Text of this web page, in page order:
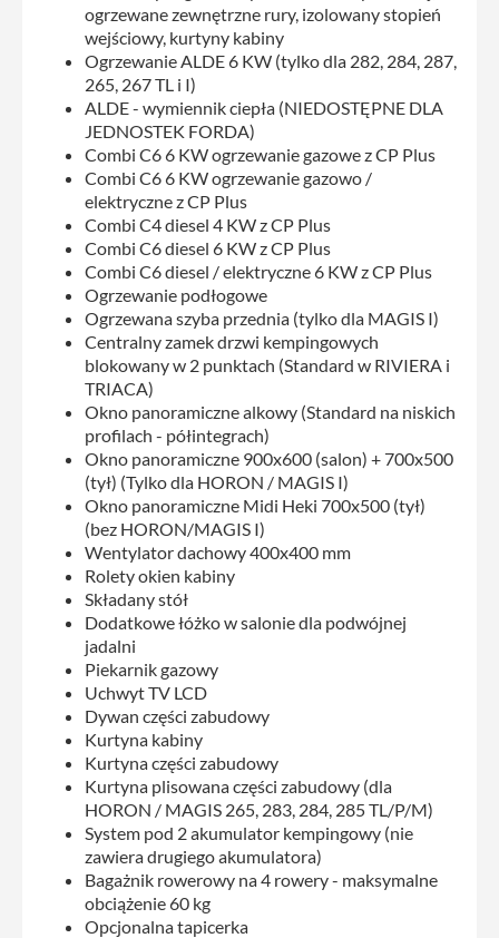
ogrzewane zewnętrzne rury, izolowany stopień
wejściowy, kurtyny kabiny
Ogrzewanie ALDE 6 KW (tylko dla 282, 284, 287,
265, 267 TL i I)
ALDE - wymiennik ciepła (NIEDOSTĘPNE DLA
JEDNOSTEK FORDA)
Combi C6 6 KW ogrzewanie gazowe z CP Plus
Combi C6 6 KW ogrzewanie gazowo /
elektryczne z CP Plus
Combi C4 diesel 4 KW z CP Plus
Combi C6 diesel 6 KW z CP Plus
Combi C6 diesel / elektryczne 6 KW z CP Plus
Ogrzewanie podłogowe
Ogrzewana szyba przednia (tylko dla MAGIS I)
Centralny zamek drzwi kempingowych
blokowany w 2 punktach (Standard w RIVIERA i
TRIACA)
Okno panoramiczne alkowy (Standard na niskich
profilach - półintegrach)
Okno panoramiczne 900x600 (salon) + 700x500
(tył) (Tylko dla HORON / MAGIS I)
Okno panoramiczne Midi Heki 700x500 (tył)
(bez HORON/MAGIS I)
Wentylator dachowy 400x400 mm
Rolety okien kabiny
Składany stół
Dodatkowe łóżko w salonie dla podwójnej
jadalni
Piekarnik gazowy
Uchwyt TV LCD
Dywan części zabudowy
Kurtyna kabiny
Kurtyna części zabudowy
Kurtyna plisowana części zabudowy (dla
HORON / MAGIS 265, 283, 284, 285 TL/P/M)
System pod 2 akumulator kempingowy (nie
zawiera drugiego akumulatora)
Bagażnik rowerowy na 4 rowery - maksymalne
obciążenie 60 kg
Opcjonalna tapicerka